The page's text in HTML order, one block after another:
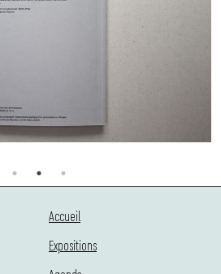
Accueil
Expositions